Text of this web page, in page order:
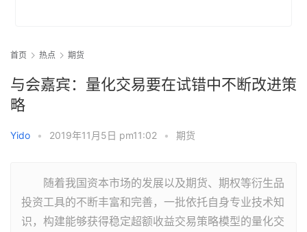
首页 热点 期货
与会嘉宾：量化交易要在试错中不断改进策
略
Yido • 2019年11月5日 pm11:02 • 期货
随着我国资本市场的发展以及期货、期权等衍生品
投资工具的不断丰富和完善，一批依托自身专业技术知
识，构建能够获得稳定超额收益交易策略模型的量化交